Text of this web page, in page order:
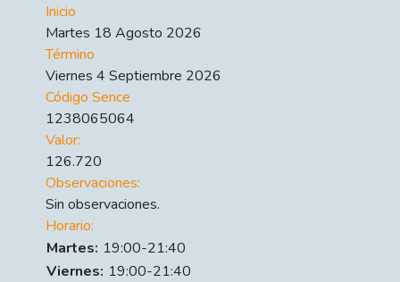
Inicio
Martes 18 Agosto 2026
Término
Viernes 4 Septiembre 2026
Código Sence
1238065064
Valor:
126.720
Observaciones:
Sin observaciones.
Horario:
Día
Time slot
Comment
Martes: 19:00-21:40
Viernes: 19:00-21:40